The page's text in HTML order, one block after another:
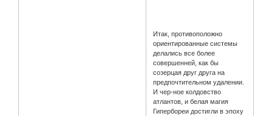
Итак, противоположно
ориентированные системы
делались все более
совершенней, как бы
созерцая друг друга на
предпочтительном удалении.
И чер-ное колдовство
атлантов, и белая магия
Гипербореи достигли в эпоху